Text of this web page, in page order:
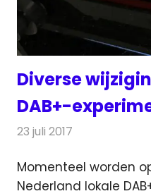
Diverse
DAB+-
23 juli 2017
Momenteel worden
Nederland lokale